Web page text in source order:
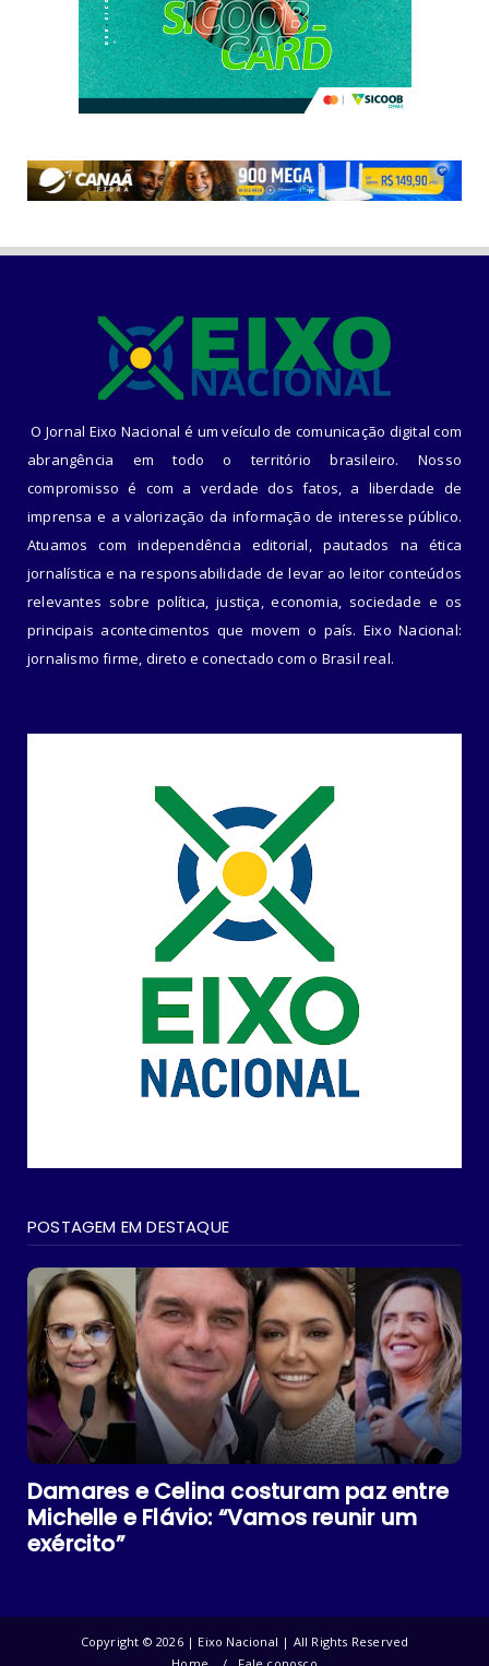
O Jornal Eixo Nacional é um veículo de comunicação digital com
abrangência em todo o território brasileiro. Nosso
compromisso é com a verdade dos fatos, a liberdade de
imprensa e a valorização da informação de interesse público.
Atuamos com independência editorial, pautados na ética
jornalística e na responsabilidade de levar ao leitor conteúdos
relevantes sobre política, justiça, economia, sociedade e os
principais acontecimentos que movem o país. Eixo Nacional:
jornalismo firme, direto e conectado com o Brasil real.
POSTAGEM EM DESTAQUE
Damares e Celina costuram paz entre
Michelle e Flávio: “Vamos reunir um
exército”
Copyright © 2026 | Eixo Nacional | All Rights Reserved